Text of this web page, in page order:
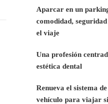
Aparcar en un
comodidad,
el viaje
Una profesión
estética dental
Renueva el sistema
vehículo para viajar